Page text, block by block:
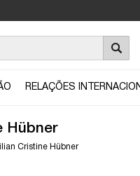
RELAÇÕES
Hübner
Cristine Hübner